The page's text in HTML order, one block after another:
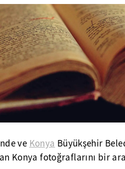
ve Konya Büyükşehir
Konya fotoğraflarını bir